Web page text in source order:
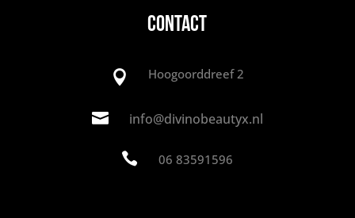
CONTACT
 Hoogoorddreef 2
 info@divinobeautyx.nl
 06 83591596